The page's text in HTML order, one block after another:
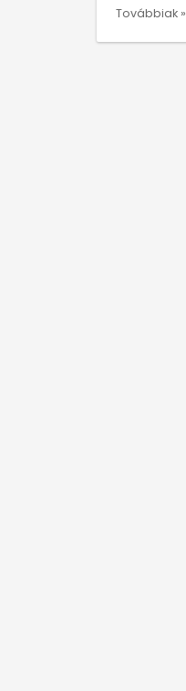
Továbbiak »